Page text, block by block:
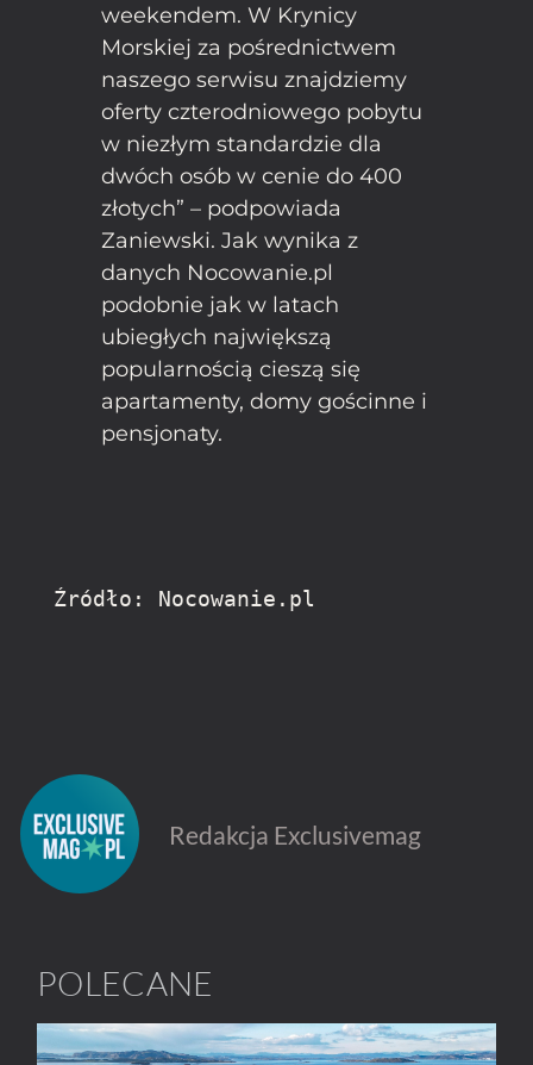
weekendem. W Krynicy
Morskiej za pośrednictwem
naszego serwisu znajdziemy
oferty czterodniowego pobytu
w niezłym standardzie dla
dwóch osób w cenie do 400
złotych” – podpowiada
Zaniewski. Jak wynika z
danych Nocowanie.pl
podobnie jak w latach
ubiegłych największą
popularnością cieszą się
apartamenty, domy gościnne i
pensjonaty.
Źródło: Nocowanie.pl
Redakcja Exclusivemag
POLECANE